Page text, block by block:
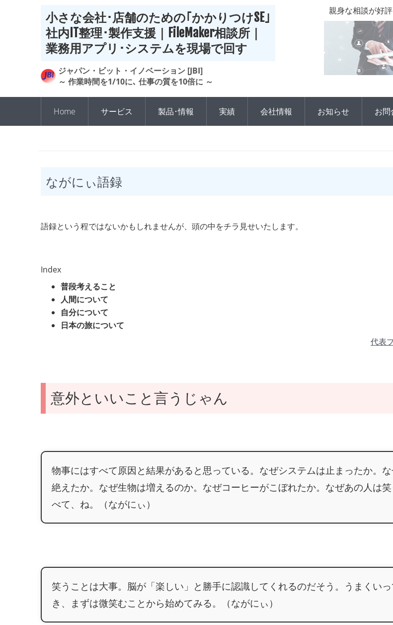
小さな会社･店舗のための｢かかりつけSE｣
社内IT整理･製作支援｜FileMaker相談所｜
業務用アプリ･システムを現場で回す
ジャパン・ビット・イノベーション [JBI]
～ 作業時間を1/10に､ 仕事の質を10倍に ～
親身な相談が好
Home サービス 製品･情報 実績 会社情報 お知らせ お問
ながにぃ語録
語録という程ではないかもしれませんが、頭の中をチラ見せいたします。
Index
普段考えること
人間について
自分について
日本の旅について
代表
意外といいこと言うじゃん
物事にはすべて原因と結果があると思っている。なぜシステムは止まったか。
絶えたか。なぜ生物は増えるのか。なぜコーヒーがこぼれたか。なぜあの人は
べて、ね。（ながにぃ）
笑うことは大事。脳が「楽しい」と勝手に認識してくれるのだそう。うまくいっ
き、まずは微笑むことから始めてみる。（ながにぃ）